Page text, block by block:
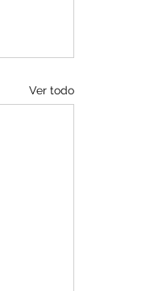
Ver todo